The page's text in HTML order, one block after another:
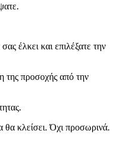
έλκει και επιλέξατε την
της προσοχής από την
θα κλείσει. Όχι προσωρινά.